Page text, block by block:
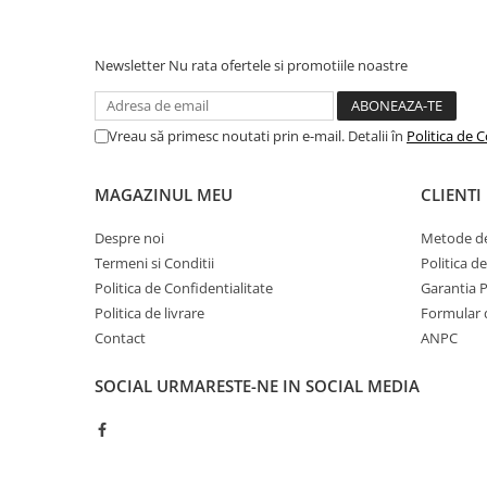
Centuri de Slabit
Componente si Piese Biciclete
Huse protectie biciclete
Accesorii foto & video
Boxe Portabile
Dispozitive Spionaj
Videoproiectoare
Newsletter Nu rata ofertele si promotiile noastre
Vreau să primesc noutati prin e-mail. Detalii în Politica de
MAGAZINUL MEU
Despre noi
Termeni si Conditii
Politica de Confidentialitate
Politica de livrare
Contact
CLIENTI
Metode
Politica
Garantia
Formular
ANPC
SOCIAL URMARESTE-NE IN SOCIAL MEDIA